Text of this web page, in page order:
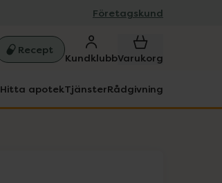
Företagskund
Recept
KundklubbVarukorg
Hitta apotekTjänsterRådgivning